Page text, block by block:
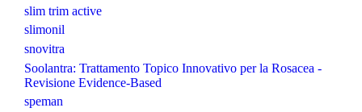
slim trim active
slimonil
snovitra
Soolantra: Trattamento Topico Innovativo per la Rosacea -
Revisione Evidence-Based
speman